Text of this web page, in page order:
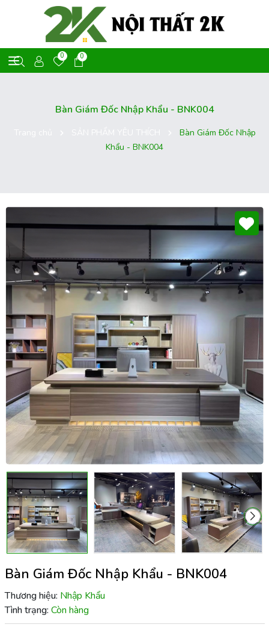
0 0
Bàn Giám Đốc Nhập Khẩu - BNK004
Bàn Giám Đốc Nhập
Khẩu - BNK004
Bàn Giám Đốc Nhập Khẩu - BNK004
Thương hiệu: Nhập Khẩu
Tình trạng: Còn hàng